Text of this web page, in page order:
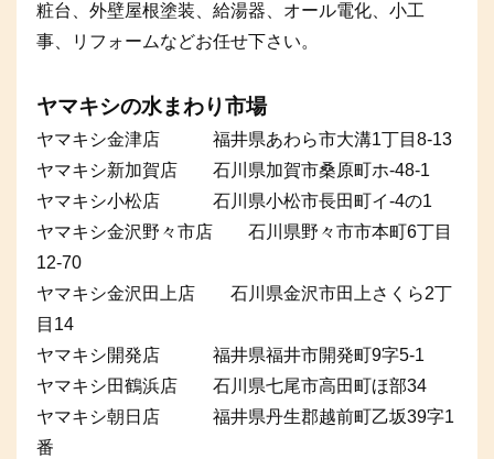
粧台、外壁屋根塗装、給湯器、オール電化、小工
事、リフォームなどお任せ下さい。
ヤマキシの水まわり市場
ヤマキシ金津店 福井県あわら市大溝1丁目8-13
ヤマキシ新加賀店 石川県加賀市桑原町ホ-48-1
ヤマキシ小松店 石川県小松市長田町イ-4の1
ヤマキシ金沢野々市店 石川県野々市市本町6丁目
12-70
ヤマキシ金沢田上店 石川県金沢市田上さくら2丁
目14
ヤマキシ開発店 福井県福井市開発町9字5-1
ヤマキシ田鶴浜店 石川県七尾市高田町ほ部34
ヤマキシ朝日店 福井県丹生郡越前町乙坂39字1
番